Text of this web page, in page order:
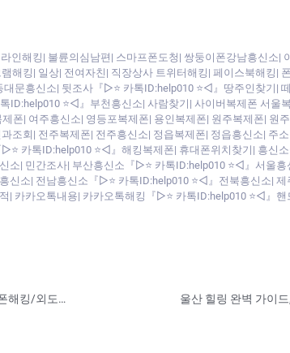
인해킹| 불륜의심남편| 스마프폰도청| 쌍둥이폰강남흥신소|
해킹| 일상| 전여자친| 직장상사 트위터해킹| 페이스북해킹|
문흥신소| 뒷조사『▷⭐ 카톡ID:help010 ⭐◁』땅주인찾기|
ID:help010 ⭐◁』부천흥신소| 사람찾기| 사이버복제폰 서울
폰| 여주흥신소| 영등포복제폰| 용인복제폰| 원주복제폰| 원
조회| 전주복제폰| 전주흥신소| 정읍복제폰| 정읍흥신소| 주
카톡ID:help010 ⭐◁』해킹복제폰| 휴대폰위치찾기| 흥신
소| 민간조사| 부산흥신소『▷⭐ 카톡ID:help010 ⭐◁』서울
신소| 전남흥신소『▷⭐ 카톡ID:help010 ⭐◁』전북흥신소|
| 카카오톡내용| 카카오톡해킹『▷⭐ 카톡ID:help010 ⭐◁』
바람난 남편 아내 핸드폰복제⭐㉸톡+라인+텔:MG5085⭐스마트폰해킹/외도증거수집/카톡복구/전문흥신소/심부름센터 울산 힐링 완벽 가이